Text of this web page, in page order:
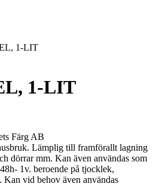
1-LIT
1-LIT
Färg AB
Lämplig till framförallt lagning
dörrar mm. Kan även användas som
1v. beroende på tjocklek,
Kan vid behov även användas